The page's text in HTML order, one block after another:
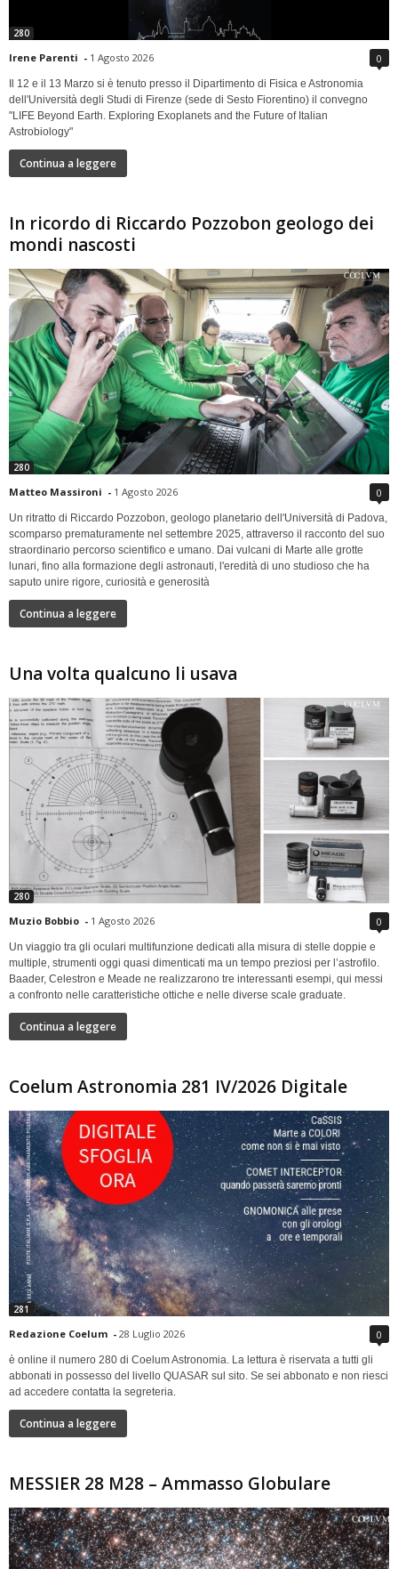
280
Irene Parenti - 1 Agosto 2026 0
Il 12 e il 13 Marzo si è tenuto presso il Dipartimento di Fisica e Astronomia
dell'Università degli Studi di Firenze (sede di Sesto Fiorentino) il convegno
"LIFE Beyond Earth. Exploring Exoplanets and the Future of Italian
Astrobiology"
Continua a leggere
In ricordo di Riccardo Pozzobon geologo dei
mondi nascosti
280
Matteo Massironi - 1 Agosto 2026 0
Un ritratto di Riccardo Pozzobon, geologo planetario dell'Università di Padova,
scomparso prematuramente nel settembre 2025, attraverso il racconto del suo
straordinario percorso scientifico e umano. Dai vulcani di Marte alle grotte
lunari, fino alla formazione degli astronauti, l'eredità di uno studioso che ha
saputo unire rigore, curiosità e generosità
Continua a leggere
Una volta qualcuno li usava
280
Muzio Bobbio - 1 Agosto 2026 0
Un viaggio tra gli oculari multifunzione dedicati alla misura di stelle doppie e
multiple, strumenti oggi quasi dimenticati ma un tempo preziosi per l’astrofilo.
Baader, Celestron e Meade ne realizzarono tre interessanti esempi, qui messi
a confronto nelle caratteristiche ottiche e nelle diverse scale graduate.
Continua a leggere
Coelum Astronomia 281 IV/2026 Digitale
281
Redazione Coelum - 28 Luglio 2026 0
è online il numero 280 di Coelum Astronomia. La lettura è riservata a tutti gli
abbonati in possesso del livello QUASAR sul sito. Se sei abbonato e non riesci
ad accedere contatta la segreteria.
Continua a leggere
MESSIER 28 M28 – Ammasso Globulare